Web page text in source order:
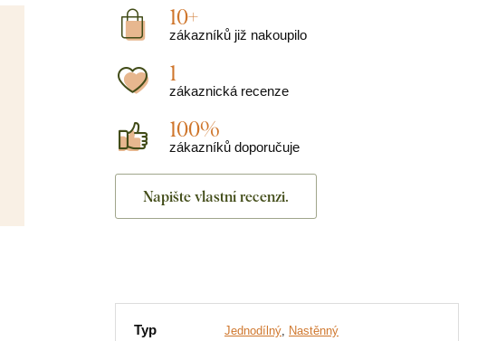
10+
zákazníků již nakoupilo
1
zákaznická recenze
100%
zákazníků doporučuje
Napište vlastní recenzi.
Typ Jednodílný, Nastěnný